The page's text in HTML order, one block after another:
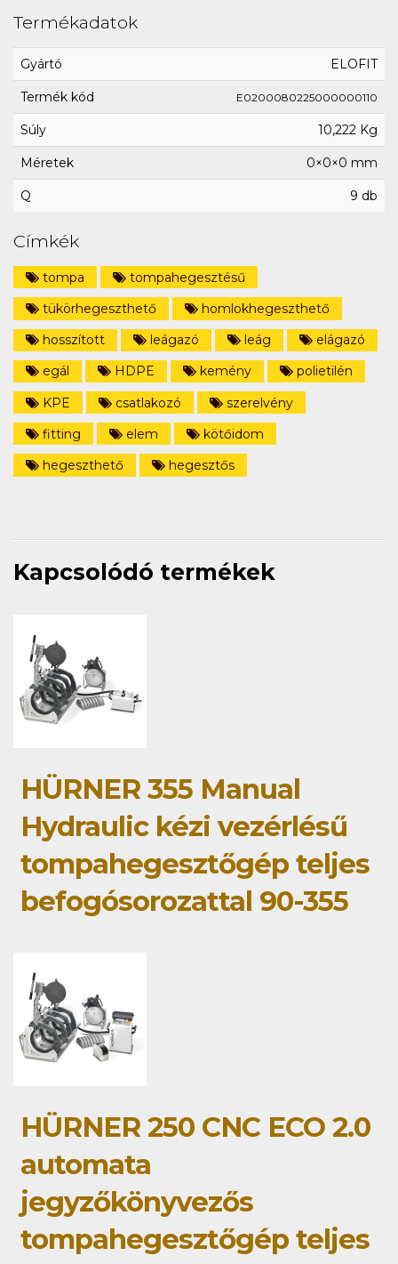
Termékadatok
Gyártó ELOFIT
Termék kód E0200080225000000110
Súly 10,222 Kg
Méretek 0×0×0 mm
Q 9 db
Címkék
tompa
tompahegesztésű
tükörhegeszthető
homlokhegeszthető
hosszított
leágazó leág
elágazó
egál
HDPE kemény
polietilén
KPE
csatlakozó
szerelvény
fitting
elem
kötőidom
hegeszthető
hegesztős
Kapcsolódó termékek
HÜRNER 355 Manual
Hydraulic kézi vezérlésű
tompahegesztőgép teljes
befogósorozattal 90-355
HÜRNER 250 CNC ECO 2.0
automata
jegyzőkönyvezős
tompahegesztőgép teljes